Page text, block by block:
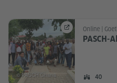
Online |
PASCH-
40
© PASCH Ghana